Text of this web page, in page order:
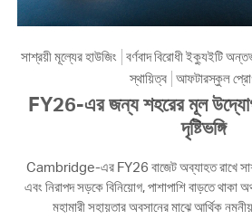
সাশ্রয়ী মূল্যের হাউজিং বর্ণবাদ বিরোধী ইক্যুইটি
স্থায়িত্ব আফটারস্কুল
FY26-এর জন্য শহরের মূল
দৃষ্টিভঙ্গি
Cambridge-এর FY26 বাজেট অব্যাহত রাখে
এবং নিরাপদ সড়কে বিনিয়োগ, পাশাপাশি বাড়তে থাকা
মহামারী সহায়তার অবসানের মাঝে আর্থিক